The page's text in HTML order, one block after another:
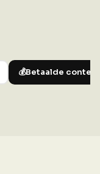
💰Betaalde